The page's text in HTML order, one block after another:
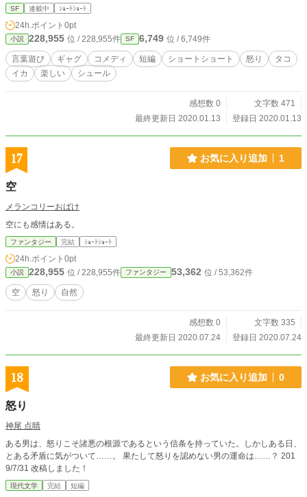
SF 連載中 ｼｮｰﾄｼｮｰﾄ
24h.ポイント 0pt
小説 228,955 位 / 228,955件 SF 6,749 位 / 6,749件
言葉遊び ギャグ コメディ 短編 ショートショート 怒り
タコ
イカ
楽しい シュール
感想数 0
文字数 471
最終更新日 2020.01.13
登録日 2020.01.13
17 お気に入り追加 1
空
メランコリーおばけ
空にも感情はある。
ファンタジー 完結 ｼｮｰﾄｼｮｰﾄ
24h.ポイント 0pt
小説 228,955 位 / 228,955件 ファンタジー 53,362 位 / 53,362件
空 怒り 自然
感想数 0
文字数 335
最終更新日 2020.07.24
登録日 2020.07.24
18 お気に入り追加 0
怒り
神尾 点睛
ある男は、怒りこそ諸悪の根源であるという信条を持っていた。しかしある日、
とある矛盾に気がついて……。 果たして怒りを認めない男の運命は……？ 201
9/7/31 改稿しました！
現代文学 完結 短編